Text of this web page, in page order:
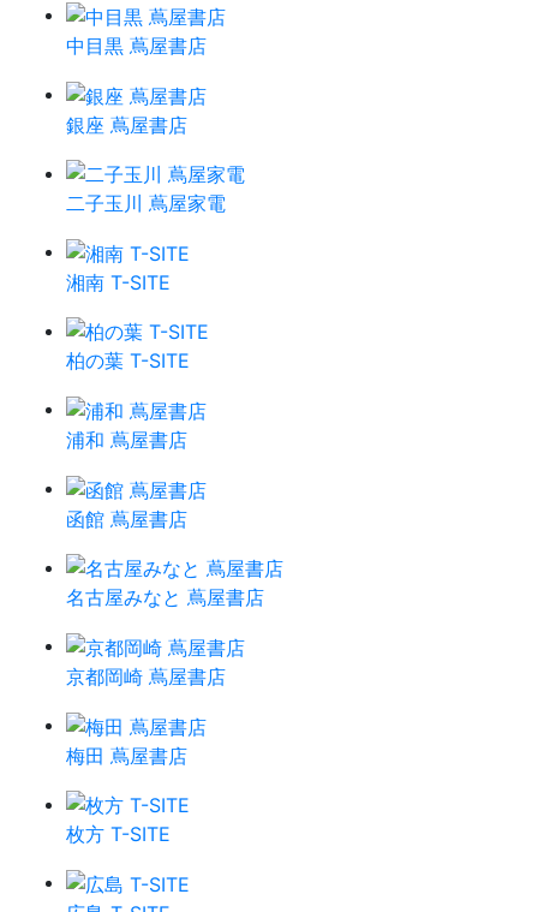
中目黒 蔦屋書店
銀座 蔦屋書店
二子玉川 蔦屋家電
湘南 T-SITE
柏の葉 T-SITE
浦和 蔦屋書店
函館 蔦屋書店
名古屋みなと 蔦屋書店
京都岡崎 蔦屋書店
梅田 蔦屋書店
枚方 T-SITE